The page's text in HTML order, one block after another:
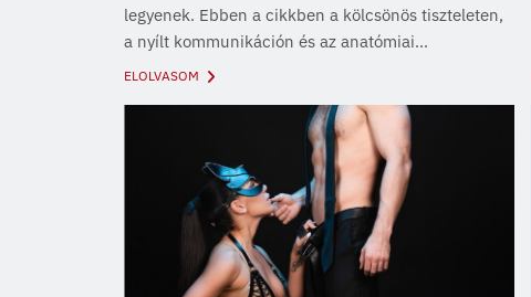
legyenek. Ebben a cikkben a kölcsönös tiszteleten,
a nyílt kommunikáción és az anatómiai...
ELOLVASOM